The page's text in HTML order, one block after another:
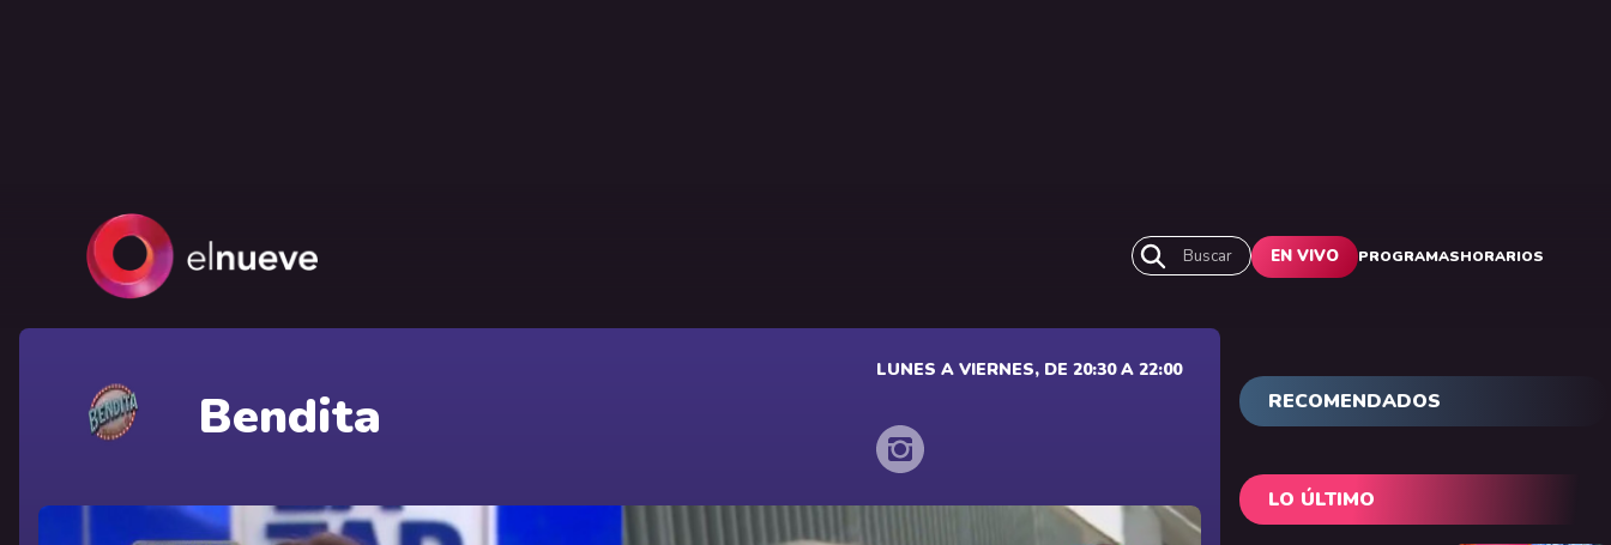
Buscar EN VIVO PROGRAMASHORARIOS
Bendita
LUNES A VIERNES, DE 20:30 A 22:00
RECOMENDADOS
LO ÚLTIMO